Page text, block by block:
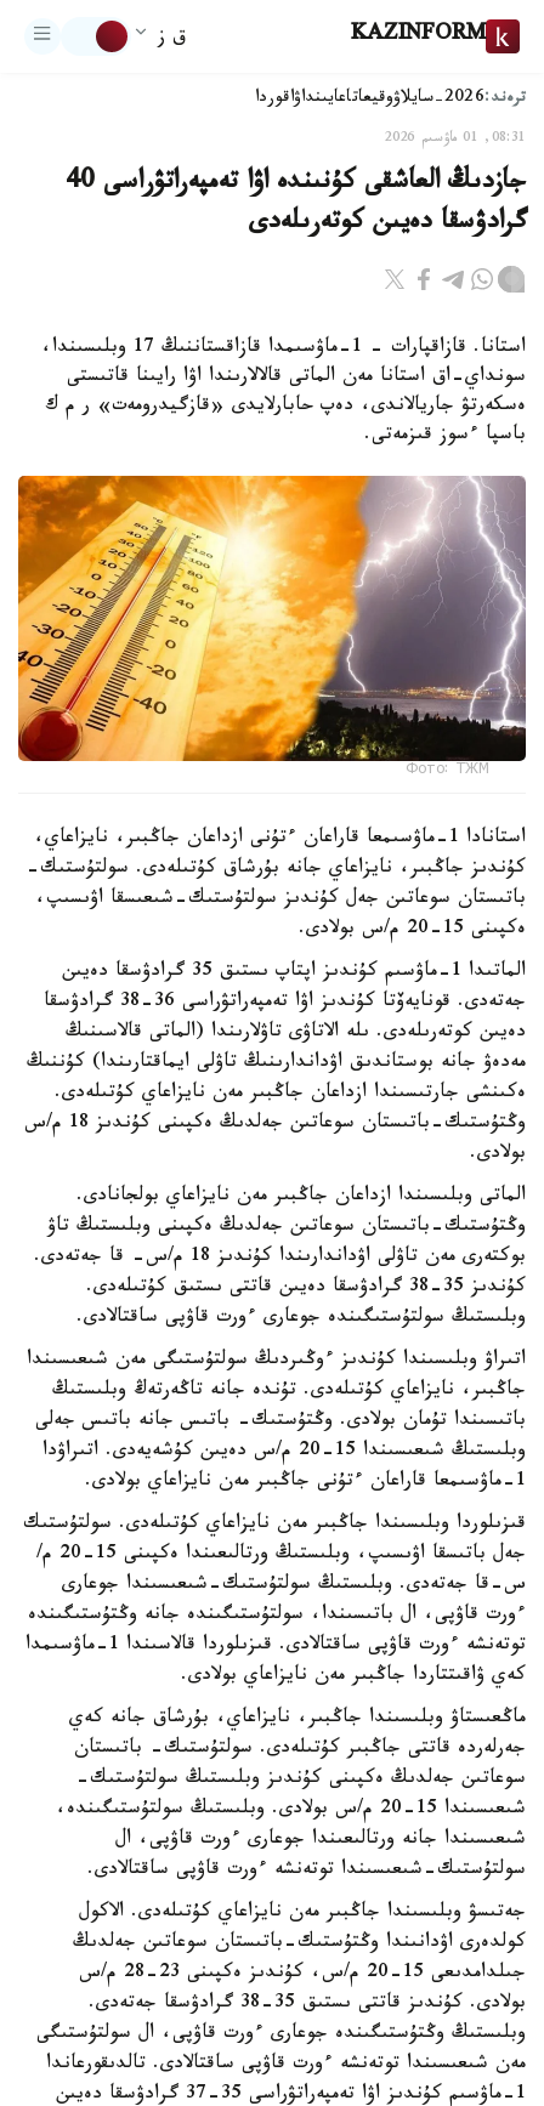
KAZINFORM ق ز
ترەند:2026-سايلاۋ وقيعاتاعايىنداۋاقوردا
08:31, 01 ماۋسىم 2026
جازدىڭ العاشقى كۇنىندە اۋا تەمپەراتۋراسى 40
گرادۋسقا دەيىن كوتەرىلەدى
استانا. قازاقپارات – 1-ماۋسىمدا قازاقستاننىڭ 17 وبلىسىندا،
سونداي-اق استانا مەن الماتى قالالارىندا اۋا رايىنا قاتىستى
ەسكەرتۋ جاريالاندى، دەپ حابارلايدى «قازگيدرومەت» ر م ك
باسپا ءسوز قىزمەتى.
Фото: ТЖМ
استانادا 1-ماۋسىمعا قاراعان ءتۇنى ازداعان جاڭبىر، نايزاعاي،
كۇندىز جاڭبىر، نايزاعاي جانە بۇرشاق كۇتىلەدى. سولتۇستىك-
باتىستان سوعاتىن جەل كۇندىز سولتۇستىك-شىعىسقا اۋىسىپ،
ەكپىنى 15-20 م/س بولادى.
الماتىدا 1-ماۋسىم كۇندىز اپتاپ ىستىق 35 گرادۋسقا دەيىن
جەتەدى. قونايەۆتا كۇندىز اۋا تەمپەراتۋراسى 36-38 گرادۋسقا
دەيىن كوتەرىلەدى. ىلە الاتاۋى تاۋلارىندا (الماتى قالاسىنىڭ
مەدەۋ جانە بوستاندىق اۋداندارىنىڭ تاۋلى ايماقتارىندا) كۇننىڭ
ەكىنشى جارتىسىندا ازداعان جاڭبىر مەن نايزاعاي كۇتىلەدى.
وڭتۇستىك-باتىستان سوعاتىن جەلدىڭ ەكپىنى كۇندىز 18 م/س
بولادى.
الماتى وبلىسىندا ازداعان جاڭبىر مەن نايزاعاي بولجانادى.
وڭتۇستىك-باتىستان سوعاتىن جەلدىڭ ەكپىنى وبلىستىڭ تاۋ
بوكتەرى مەن تاۋلى اۋداندارىندا كۇندىز 18 م/س- قا جەتەدى.
كۇندىز 35-38 گرادۋسقا دەيىن قاتتى ىستىق كۇتىلەدى.
وبلىستىڭ سولتۇستىگىندە جوعارى ءورت قاۋپى ساقتالادى.
اتىراۋ وبلىسىندا كۇندىز ءوڭىردىڭ سولتۇستىگى مەن شىعىسىندا
جاڭبىر، نايزاعاي كۇتىلەدى. تۇندە جانە تاڭەرتەڭ وبلىستىڭ
باتىسىندا تۇمان بولادى. وڭتۇستىك- باتىس جانە باتىس جەلى
وبلىستىڭ شىعىسىندا 15-20 م/س دەيىن كۇشەيەدى. اتىراۋدا
1-ماۋسىمعا قاراعان ءتۇنى جاڭبىر مەن نايزاعاي بولادى.
قىزىلوردا وبلىسىندا جاڭبىر مەن نايزاعاي كۇتىلەدى. سولتۇستىك
جەل باتىسقا اۋىسىپ، وبلىستىڭ ورتالىعىندا ەكپىنى 15-20 م/
س-قا جەتەدى. وبلىستىڭ سولتۇستىك-شىعىسىندا جوعارى
ءورت قاۋپى، ال باتىسىندا، سولتۇستىگىندە جانە وڭتۇستىگىندە
توتەنشە ءورت قاۋپى ساقتالادى. قىزىلوردا قالاسىندا 1-ماۋسىمدا
كەي ۋاقىتتاردا جاڭبىر مەن نايزاعاي بولادى.
ماڭعىستاۋ وبلىسىندا جاڭبىر، نايزاعاي، بۇرشاق جانە كەي
جەرلەردە قاتتى جاڭبىر كۇتىلەدى. سولتۇستىك- باتىستان
سوعاتىن جەلدىڭ ەكپىنى كۇندىز وبلىستىڭ سولتۇستىك-
شىعىسىندا 15-20 م/س بولادى. وبلىستىڭ سولتۇستىگىندە،
شىعىسىندا جانە ورتالىعىندا جوعارى ءورت قاۋپى، ال
سولتۇستىك-شىعىسىندا توتەنشە ءورت قاۋپى ساقتالادى.
جەتىسۋ وبلىسىندا جاڭبىر مەن نايزاعاي كۇتىلەدى. الاكول
كولدەرى اۋدانىندا وڭتۇستىك-باتىستان سوعاتىن جەلدىڭ
جىلدامدىعى 15-20 م/س، كۇندىز ەكپىنى 23-28 م/س
بولادى. كۇندىز قاتتى ىستىق 35-38 گرادۋسقا جەتەدى.
وبلىستىڭ وڭتۇستىگىندە جوعارى ءورت قاۋپى، ال سولتۇستىگى
مەن شىعىسىندا توتەنشە ءورت قاۋپى ساقتالادى. تالدىقورعاندا
1-ماۋسىم كۇندىز اۋا تەمپەراتۋراسى 35-37 گرادۋسقا دەيىن